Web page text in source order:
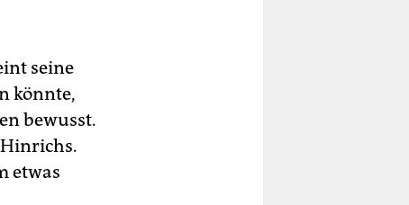
seine
könnte,
bewusst.
etwas